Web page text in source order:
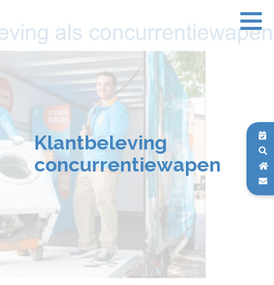
Klantbeleving
concurrentiewapen